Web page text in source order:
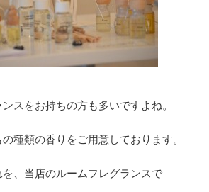
スをお持ちの方も多いですよね。
種類の香りをご用意しております。
を、当店のルームフレグランスで